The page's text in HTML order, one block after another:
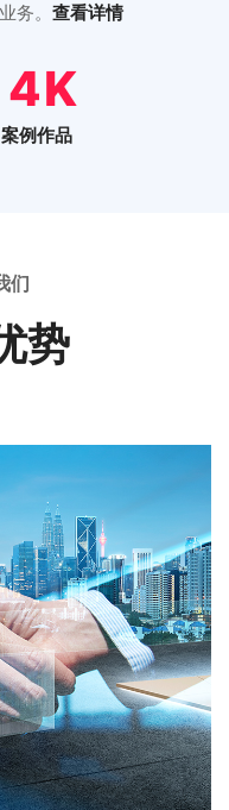
务。 查看详情
5
案例作品
们
势